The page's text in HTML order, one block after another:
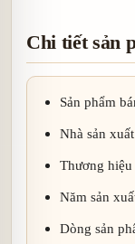
Chi tiết sản
Sản phẩm
Nhà sản
Thương
Năm sản
Dòng sản